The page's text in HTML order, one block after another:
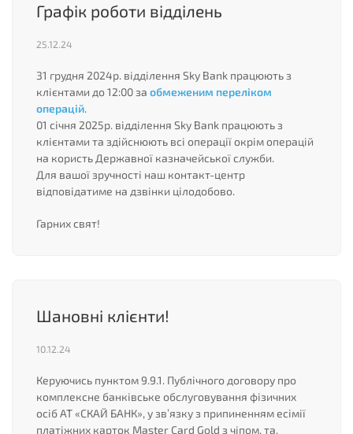
Графік роботи відділень
25.12.24
31 грудня 2024р. відділення Sky Bank працюють з
клієнтами до 12:00 за обмеженим переліком
операцій.
01 січня 2025р. відділення Sky Bank працюють з
клієнтами та здійснюють всі операції окрім операцій
на користь Державної казначейської служби.
Для вашої зручності наш контакт-центр
відповідатиме на дзвінки цілодобово.
Гарних свят!
Шановні клієнти!
10.12.24
Керуючись пунктом 9.9.1. Публічного договору про
комплексне банківське обслуговування фізичних
осіб АТ «СКАЙ БАНК», у зв’язку з припиненням есімії
платіжних карток Master Card Gold з чіпом, та,